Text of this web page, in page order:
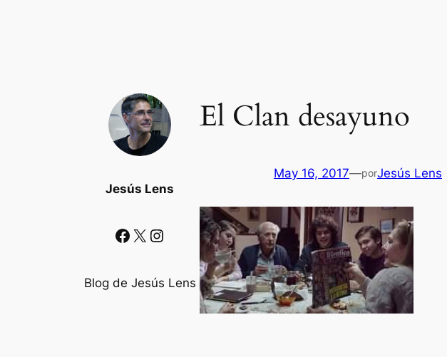
Jesús Lens
Facebook X Instagram
Blog de Jesús Lens
El Clan desayuno
May 16, 2017—porJesús Lens